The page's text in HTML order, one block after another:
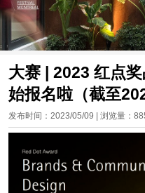
大赛 | 2023 红点
始报名啦（截至
发布时间：2023/05/09 | 浏览量：